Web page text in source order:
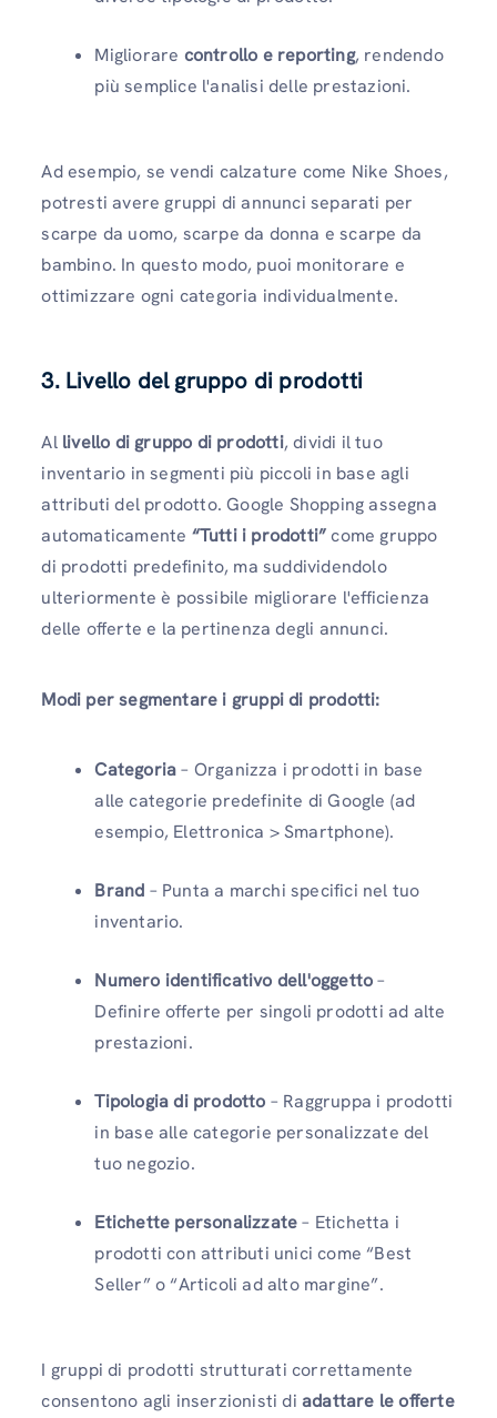
Migliorare controllo e reporting, rendendo
più semplice l'analisi delle prestazioni.
Ad esempio, se vendi calzature come Nike Shoes,
potresti avere gruppi di annunci separati per
scarpe da uomo, scarpe da donna e scarpe da
bambino. In questo modo, puoi monitorare e
ottimizzare ogni categoria individualmente.
3. Livello del gruppo di prodotti
Al livello di gruppo di prodotti, dividi il tuo
inventario in segmenti più piccoli in base agli
attributi del prodotto. Google Shopping assegna
automaticamente “Tutti i prodotti”come gruppo
di prodotti predefinito, ma suddividendolo
ulteriormente è possibile migliorare l'efficienza
delle offerte e la pertinenza degli annunci.
Modi per segmentare i gruppi di prodotti:
Categoria– Organizza i prodotti in base
alle categorie predefinite di Google (ad
esempio, Elettronica > Smartphone).
Brand – Punta a marchi specifici nel tuo
inventario.
Numero identificativo dell'oggetto–
Definire offerte per singoli prodotti ad alte
prestazioni.
Tipologia di prodotto – Raggruppa i prodotti
in base alle categorie personalizzate del
tuo negozio.
Etichette personalizzate– Etichetta i
prodotti con attributi unici come “Best
Seller” o “Articoli ad alto margine”.
I gruppi di prodotti strutturati correttamente
consentono agli inserzionisti di adattare le offerte